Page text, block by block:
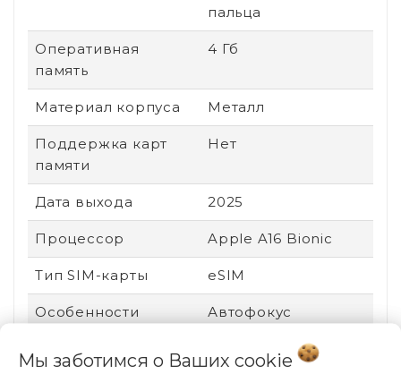
пальца
Оперативная
память
4 Гб
Материал корпуса Металл
Поддержка карт
памяти
Нет
Дата выхода 2025
Процессор Apple A16 Bionic
Тип SIM-карты eSIM
Особенности
Автофокус
Назначение Для видео, Для игр,
Мы заботимся о Ваших cookie